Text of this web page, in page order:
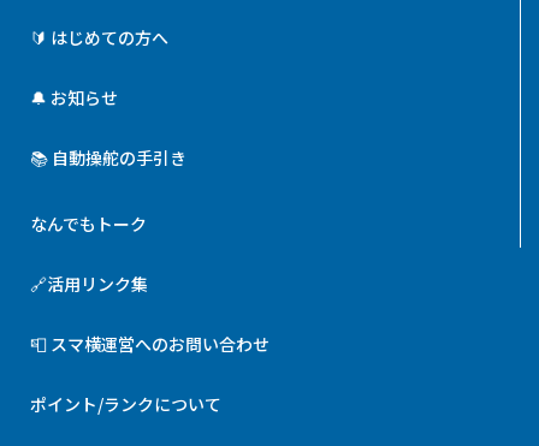
🔰 はじめての方へ
🔔 お知らせ
📚 自動操舵の手引き
なんでもトーク
🔗活用リンク集
📮 スマ横運営へのお問い合わせ
ポイント/ランクについて